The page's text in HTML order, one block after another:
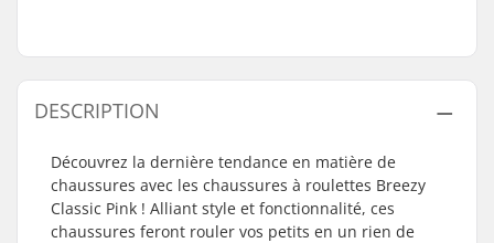
DESCRIPTION
Découvrez la dernière tendance en matière de
chaussures avec les chaussures à roulettes Breezy
Classic Pink ! Alliant style et fonctionnalité, ces
chaussures feront rouler vos petits en un rien de